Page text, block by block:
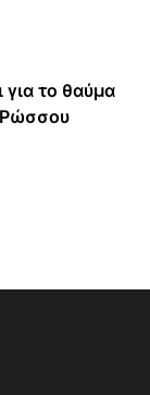
το θαύμα
Ρώσσου